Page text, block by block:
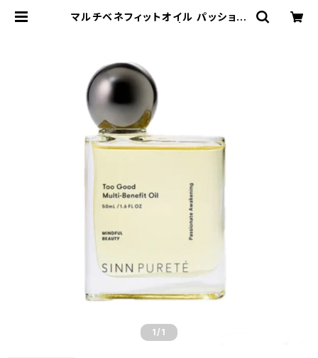
マルチベネフィットオイル パッショネ
1 /1